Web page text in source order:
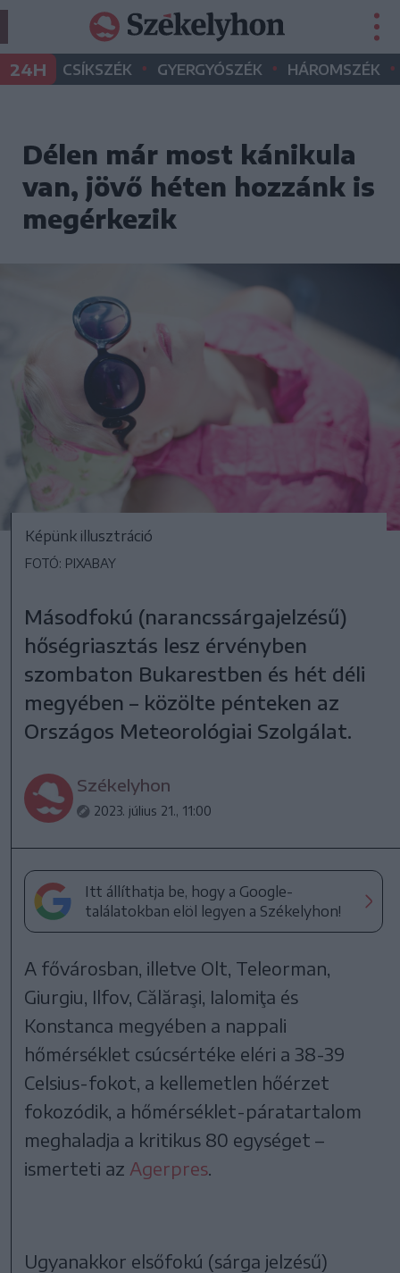
24H CSÍKSZÉK • GYERGYÓSZÉK • HÁROMSZÉK •
Délen már most kánikula
van, jövő héten hozzánk is
megérkezik
Képünk illusztráció
FOTÓ: PIXABAY
Másodfokú (narancssárgajelzésű)
hőségriasztás lesz érvényben
szombaton Bukarestben és hét déli
megyében – közölte pénteken az
Országos Meteorológiai Szolgálat.
Székelyhon
2023. július 21., 11:00
Itt állíthatja be, hogy a Google-
találatokban elöl legyen a Székelyhon!
A fővárosban, illetve Olt, Teleorman,
Giurgiu, Ilfov, Călăraşi, Ialomiţa és
Konstanca megyében a nappali
hőmérséklet csúcsértéke eléri a 38-39
Celsius-fokot, a kellemetlen hőérzet
fokozódik, a hőmérséklet-páratartalom
meghaladja a kritikus 80 egységet –
ismerteti az Agerpres
Ugyanakkor elsőfokú (sárga jelzésű)